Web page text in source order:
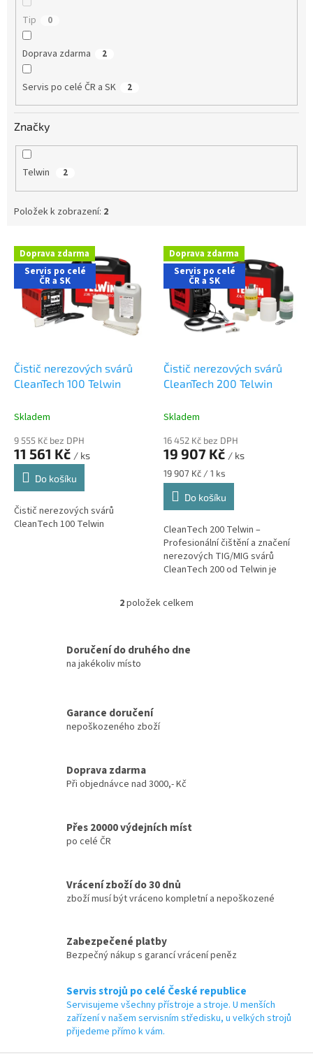
Tip 0
Doprava zdarma 2
Servis po celé ČR a SK 2
Značky
Telwin 2
Položek k zobrazení: 2
V Doprava zdarma
Servis po celé
ČR a SK
Čistič nerezových svárů
CleanTech 100 Telwin
Skladem
9 555 Kč bez DPH
11 561 Kč / ks
Do košíku
Čistič nerezových svárů
CleanTech 100 Telwin
Doprava zdarma
Servis po celé
ČR a SK
Čistič nerezových svárů
CleanTech 200 Telwin
Skladem
16 452 Kč bez DPH
19 907 Kč / ks
Měrná
cena:
19 907 Kč / 1 ks
Do košíku
CleanTech 200 Telwin –
Profesionální čištění a značení
nerezových TIG/MIG svárů
CleanTech 200 od Telwin je
značení nerezové oceli po TIG a
MIG...
O
á
r
v
i
s
2položek celkem
Doručení do druhého dne
na jakékoliv místo
Garance doručení
nepoškozeného zboží
Doprava zdarma
Při objednávce nad 3000,- Kč
Přes 20000 výdejních míst
po celé ČR
Vrácení zboží do 30 dnů
zboží musí být vráceno kompletní a nepoškozené
Zabezpečené platby
Bezpečný nákup s garancí vrácení peněz
Servis strojů po celé České republice
Servisujeme všechny přístroje a stroje. U menších
zařízení v našem servisním středisku, u velkých strojů
přijedeme přímo k vám.